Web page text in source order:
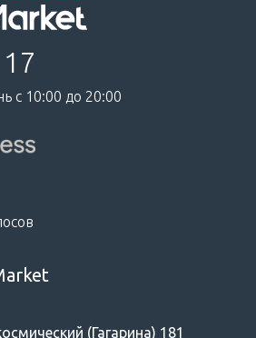
с 10:00 до 20:00
(Гагарина) 181